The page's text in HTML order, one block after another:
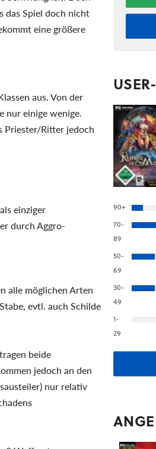
das Spiel doch nicht
eine größere
aus. Von der
nur einige wenige.
Priester/Ritter jedoch
einziger
durch Aggro-
alle möglichen Arten
evtl. auch Schilde
beide
jedoch an den
nur relativ
90+
70-
89
50-
69
30-
49
1-
29